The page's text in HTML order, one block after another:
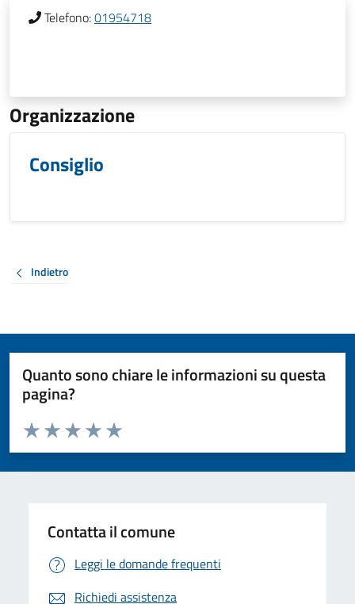
Telefono:01954718
Organizzazione
Consiglio
Indietro
Quanto sono chiare le informazioni su questa
pagina?
Valuta da 1 a 5 stelle la pagina
Valuta 5 stelle su 5
Valuta 4 stelle su 5
Valuta 3 stelle su 5
Valuta 2 stelle su 5
Valuta 1 stelle su 5
Contatta il comune
Leggi le domande frequenti
Richiedi assistenza